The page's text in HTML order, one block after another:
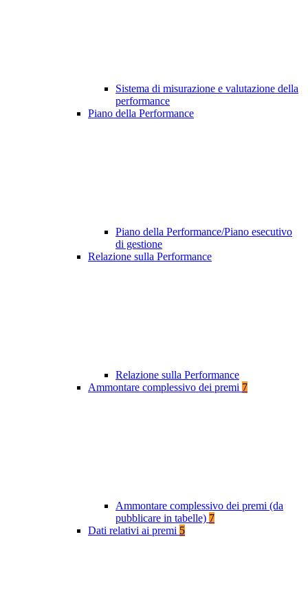
Sistema di misurazione e valutazione della
performance
Piano della Performance
Piano della Performance/Piano esecutivo
di gestione
Relazione sulla Performance
Relazione sulla Performance
Ammontare complessivo dei premi 7
Ammontare complessivo dei premi (da
pubblicare in tabelle) 7
Dati relativi ai premi 5